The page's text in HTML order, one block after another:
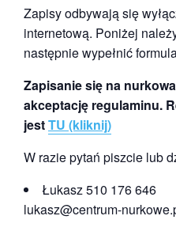
Zapisy odbywają się
internetową. Poniżej
następnie wypełnić
Zapisanie się na
akceptację regulaminu.
jestTU (kliknij)
W razie pytań piszcie lub
Łukasz 510 176 646
lukasz@centrum-